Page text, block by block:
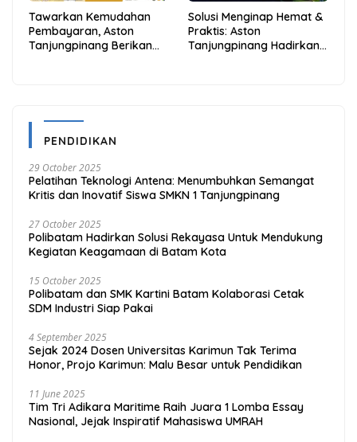
Tawarkan Kemudahan
Pembayaran, Aston
Tanjungpinang Berikan
Solusi Menginap Hemat &
Praktis: Aston
Tanjungpinang Hadirkan
PENDIDIKAN
29 October 2025
Pelatihan Teknologi Antena: Menumbuhkan Semangat
Kritis dan Inovatif Siswa SMKN 1 Tanjungpinang
27 October 2025
Polibatam Hadirkan Solusi Rekayasa Untuk Mendukung
Kegiatan Keagamaan di Batam Kota
15 October 2025
Polibatam dan SMK Kartini Batam Kolaborasi Cetak
SDM Industri Siap Pakai
4 September 2025
Sejak 2024 Dosen Universitas Karimun Tak Terima
Honor, Projo Karimun: Malu Besar untuk Pendidikan
11 June 2025
Tim Tri Adikara Maritime Raih Juara 1 Lomba Essay
Nasional, Jejak Inspiratif Mahasiswa UMRAH